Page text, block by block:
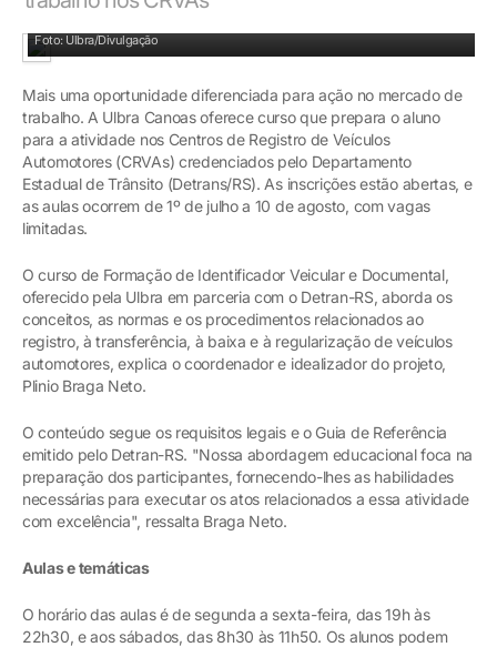
Foto: Ulbra/Divulgação
Mais uma oportunidade diferenciada para ação no mercado de
trabalho. A Ulbra Canoas oferece curso que prepara o aluno
para a atividade nos Centros de Registro de Veículos
Automotores (CRVAs) credenciados pelo Departamento
Estadual de Trânsito (Detrans/RS). As inscrições estão abertas, e
as aulas ocorrem de 1º de julho a 10 de agosto, com vagas
limitadas.
O curso de Formação de Identificador Veicular e Documental,
oferecido pela Ulbra em parceria com o Detran-RS, aborda os
conceitos, as normas e os procedimentos relacionados ao
registro, à transferência, à baixa e à regularização de veículos
automotores, explica o coordenador e idealizador do projeto,
Plinio Braga Neto.
O conteúdo segue os requisitos legais e o Guia de Referência
emitido pelo Detran-RS. "Nossa abordagem educacional foca na
preparação dos participantes, fornecendo-lhes as habilidades
necessárias para executar os atos relacionados a essa atividade
com excelência", ressalta Braga Neto.
Aulas e temáticas
O horário das aulas é de segunda a sexta-feira, das 19h às
22h30, e aos sábados, das 8h30 às 11h50. Os alunos podem